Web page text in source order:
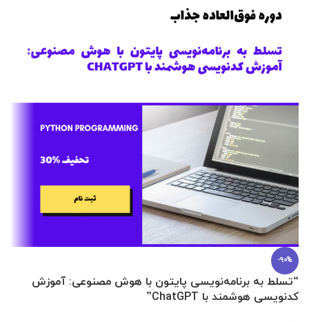
-90%
“تسلط به برنامه‌نویسی پایتون با هوش مصنوعی: آموزش
کدنویسی هوشمند با ChatGPT”